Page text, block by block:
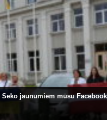
Seko jaunumiem mūsu